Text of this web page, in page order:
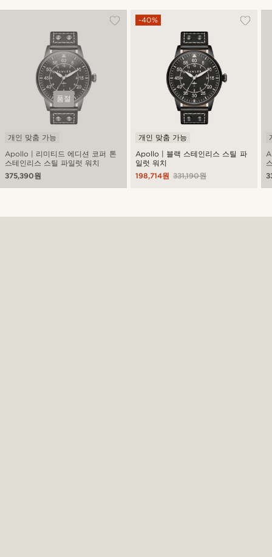
품절
Apollo | 리미티드 에디션 코퍼 톤
스테인리스 스틸 파일럿 워치
개인 맞춤 가능
375,390원
Apollo | 블랙 스테인리스 스틸 파
일럿 워치
-40%
개인 맞춤 가능
331,190원
198,714원